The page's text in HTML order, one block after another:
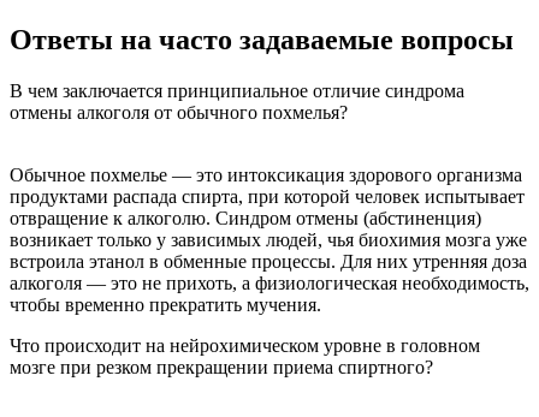
Ответы на часто задаваемые вопросы
В чем заключается принципиальное отличие синдрома
отмены алкоголя от обычного похмелья?
Обычное похмелье — это интоксикация здорового организма
продуктами распада спирта, при которой человек испытывает
отвращение к алкоголю. Синдром отмены (абстиненция)
возникает только у зависимых людей, чья биохимия мозга уже
встроила этанол в обменные процессы. Для них утренняя доза
алкоголя — это не прихоть, а физиологическая необходимость,
чтобы временно прекратить мучения.
Что происходит на нейрохимическом уровне в головном
мозге при резком прекращении приема спиртного?